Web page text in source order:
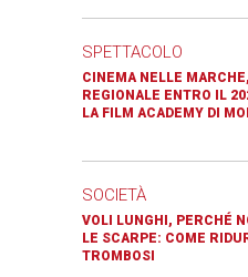
SPETTACOLO
CINEMA NELLE
REGIONALE ENTRO IL
LA FILM ACADEMY DI
SOCIETÀ
VOLI LUNGHI, PERCHÉ
LE SCARPE: COME
TROMBOSI